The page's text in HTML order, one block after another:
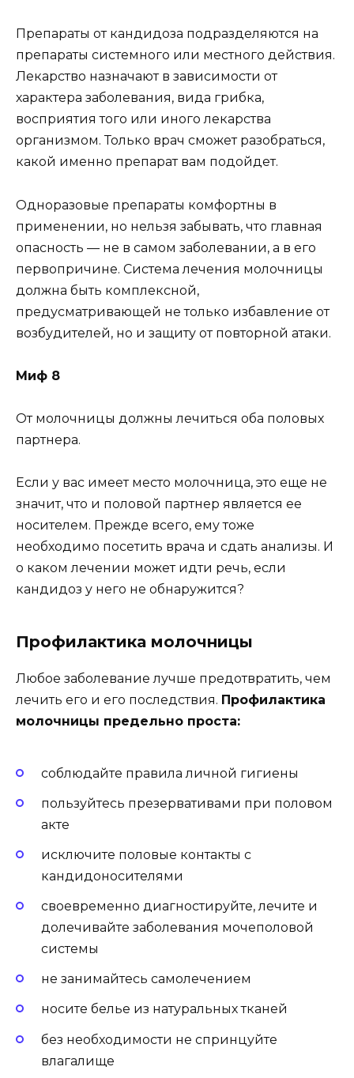
Препараты от кандидоза подразделяются на
препараты системного или местного действия.
Лекарство назначают в зависимости от
характера заболевания, вида грибка,
восприятия того или иного лекарства
организмом. Только врач сможет разобраться,
какой именно препарат вам подойдет.
Одноразовые препараты комфортны в
применении, но нельзя забывать, что главная
опасность — не в самом заболевании, а в его
первопричине. Система лечения молочницы
должна быть комплексной,
предусматривающей не только избавление от
возбудителей, но и защиту от повторной атаки.
Миф 8
От молочницы должны лечиться оба половых
партнера.
Если у вас имеет место молочница, это еще не
значит, что и половой партнер является ее
носителем. Прежде всего, ему тоже
необходимо посетить врача и сдать анализы. И
о каком лечении может идти речь, если
кандидоз у него не обнаружится?
Профилактика молочницы
Любое заболевание лучше предотвратить, чем
лечить его и его последствия. Профилактика
молочницы предельно проста:
соблюдайте правила личной гигиены
пользуйтесь презервативами при половом
акте
исключите половые контакты с
кандидоносителями
своевременно диагностируйте, лечите и
долечивайте заболевания мочеполовой
системы
не занимайтесь самолечением
носите белье из натуральных тканей
без необходимости не спринцуйте
влагалище